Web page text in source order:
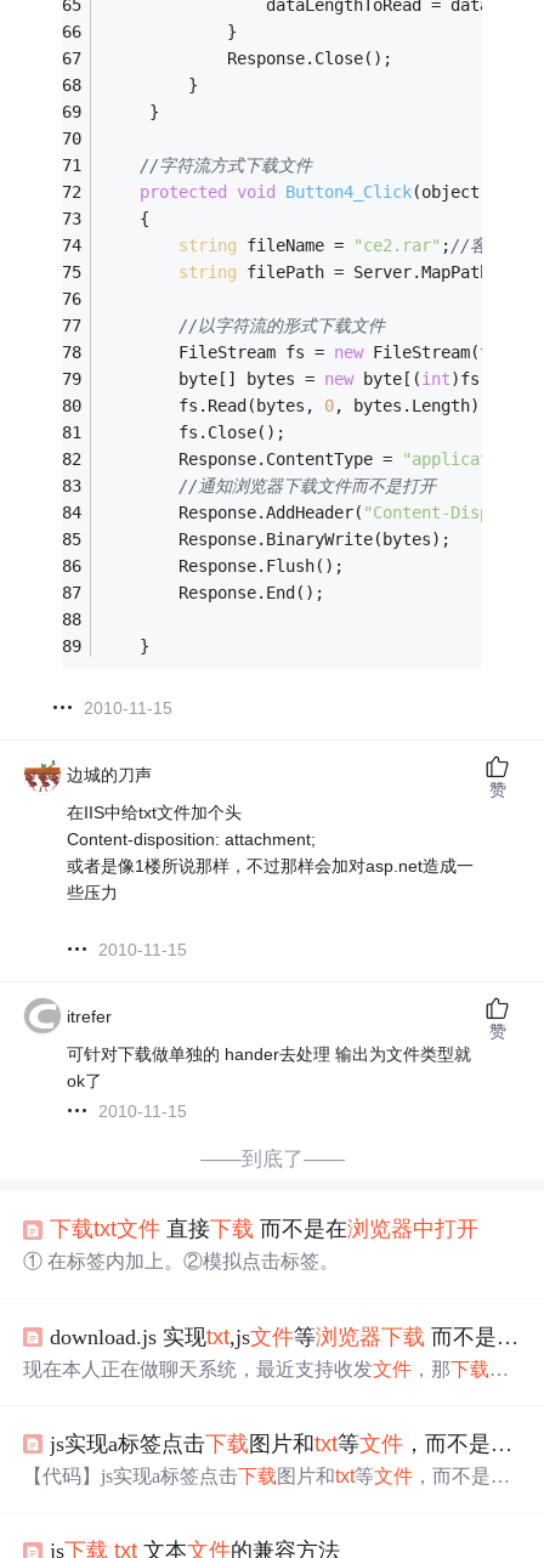
dataLengthToRead =
             }
             Response.Close();
         }
     }
//字符流方式下载文件
protected
void Button4_Click(object
    {
string fileName = "ce2.rar" ;//客户端保
string filePath = Server.MapPath(
//以字符流的形式下载文件
        FileStream fs =
new
        byte[] bytes =
new byte[(int
        fs.Read(bytes,
0, bytes.Length);
        fs.Close();
        Response.ContentType =
"application/
//通知浏览器下载文件而不是打开
        Response.AddHeader(
"Content-
        Response.BinaryWrite(bytes);
        Response.Flush();
        Response.End();
    }
2010-11-15
边城的刀声
在IIS中给txt文件加个头
Content-disposition: attachment;
或者是像1楼所说那样，不过那样会加对asp.net造成一
些压力
2010-11-15
赞
itrefer
可针对下载做单独的 hander去处理 输出为文件类型就
ok了
2010-11-15
赞
——到底了——
下载txt文件 直接下载 而不是在浏览器中打开
① 在标签内加上。②模拟点击标签。
download.js 实现txt,js文件等浏览器下载 而不是打开
现在本人正在做聊天系统，最近支持收发文件 ，那下载当
2.a通过download属性通知浏览器下载，但是又有一个问
题，针对rar结尾的压缩文件当然是没有问题的，但是例如j
地...
js实现a标签点击下载图片和txt等文件 ，而不是浏览
【代码】js实现a标签点击下载图片和txt等文件 ，而不是浏
js下载 txt 文本文件的兼容方法